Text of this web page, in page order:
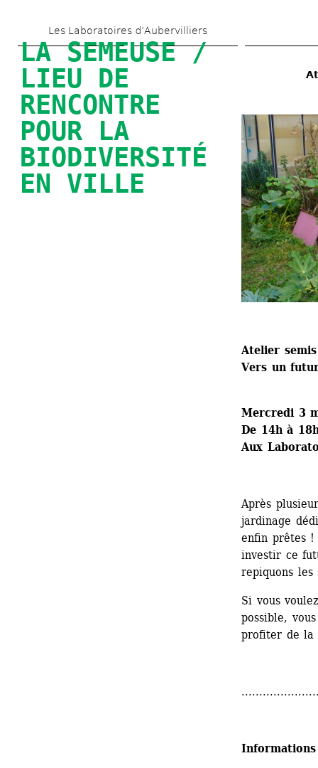
au
contenu
principal
Les Laboratoires d’Aubervilliers
LA SEMEUSE /
LIEU DE
RENCONTRE
POUR LA
BIODIVERSITÉ
EN VILLE
Atelier
Vers un
Mercredi 3
De 14h à
Aux
Après
jardinage
enfin prêtes !
investir ce
repiquons
Si vous
possible,
profiter de la